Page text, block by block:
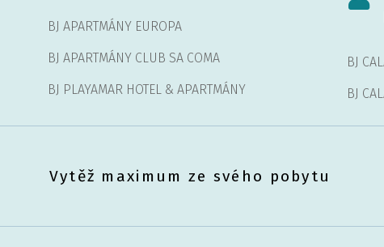
BJ APARTMÁNY EUROPA
BJ APARTMÁNY CLUB SA COMA
BJ PLAYAMAR HOTEL & APARTMÁNY
BJ
BJ
Vytěž maximum ze svého pobytu